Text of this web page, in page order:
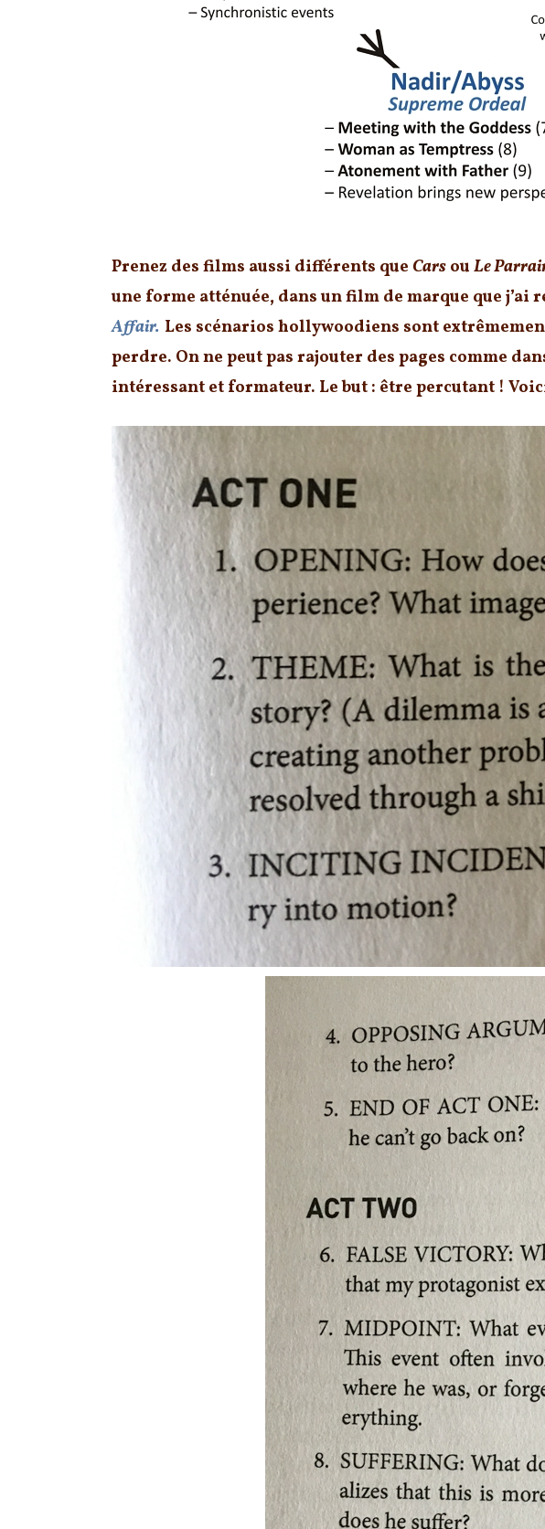
Prenez des films aussi différents que Cars ou Le
une forme atténuée, dans un film de marque que j’ai
Affair. Les scénarios hollywoodiens sont
perdre. On ne peut pas rajouter des pages comme
intéressant et formateur. Le but : être percutant !